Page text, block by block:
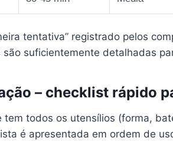
tentativa” registrado pelos
suficientemente detalhadas
– checklist rápido
tem todos os utensílios (forma,
é apresentada em ordem de